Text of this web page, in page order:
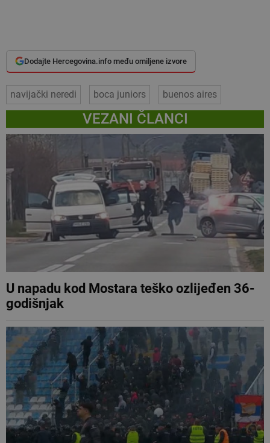
Dodajte Hercegovina.info među omiljene izvore
navijački neredi boca juniors buenos aires
VEZANI ČLANCI
U napadu kod Mostara teško ozlijeđen 36-
godišnjak